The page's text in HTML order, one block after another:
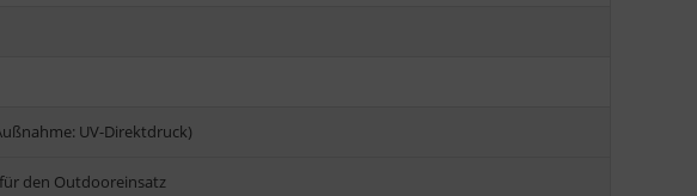
UV-Direktdruck)
den Outdooreinsatz